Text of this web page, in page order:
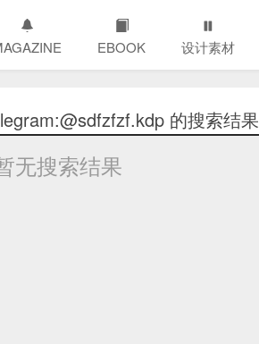
EBOOK 设计素材
的搜索结果
无搜索结果